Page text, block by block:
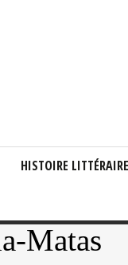
HISTOIRE LITTÉRAIRE
Matas